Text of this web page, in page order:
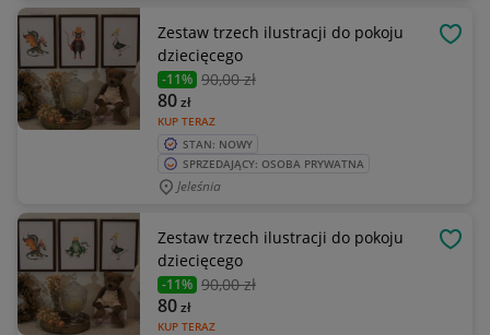
Zestaw trzech ilustracji do pokoju
dziecięcego
-11% 90,00 zł
KUP TERAZ
80zł
STAN: NOWY
SPRZEDAJĄCY: OSOBA PRYWATNA
Jeleśnia
Zestaw trzech ilustracji do pokoju
dziecięcego
-11% 90,00 zł
KUP TERAZ
80zł